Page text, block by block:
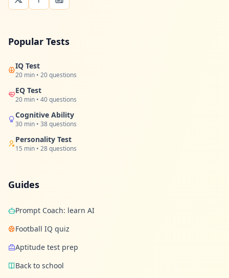
Popular Tests
IQ Test
20 min • 20 questions
EQ Test
20 min • 40 questions
Cognitive Ability
30 min • 38 questions
Personality Test
15 min • 28 questions
Guides
Prompt Coach: learn AI
Football IQ quiz
Aptitude test prep
Back to school